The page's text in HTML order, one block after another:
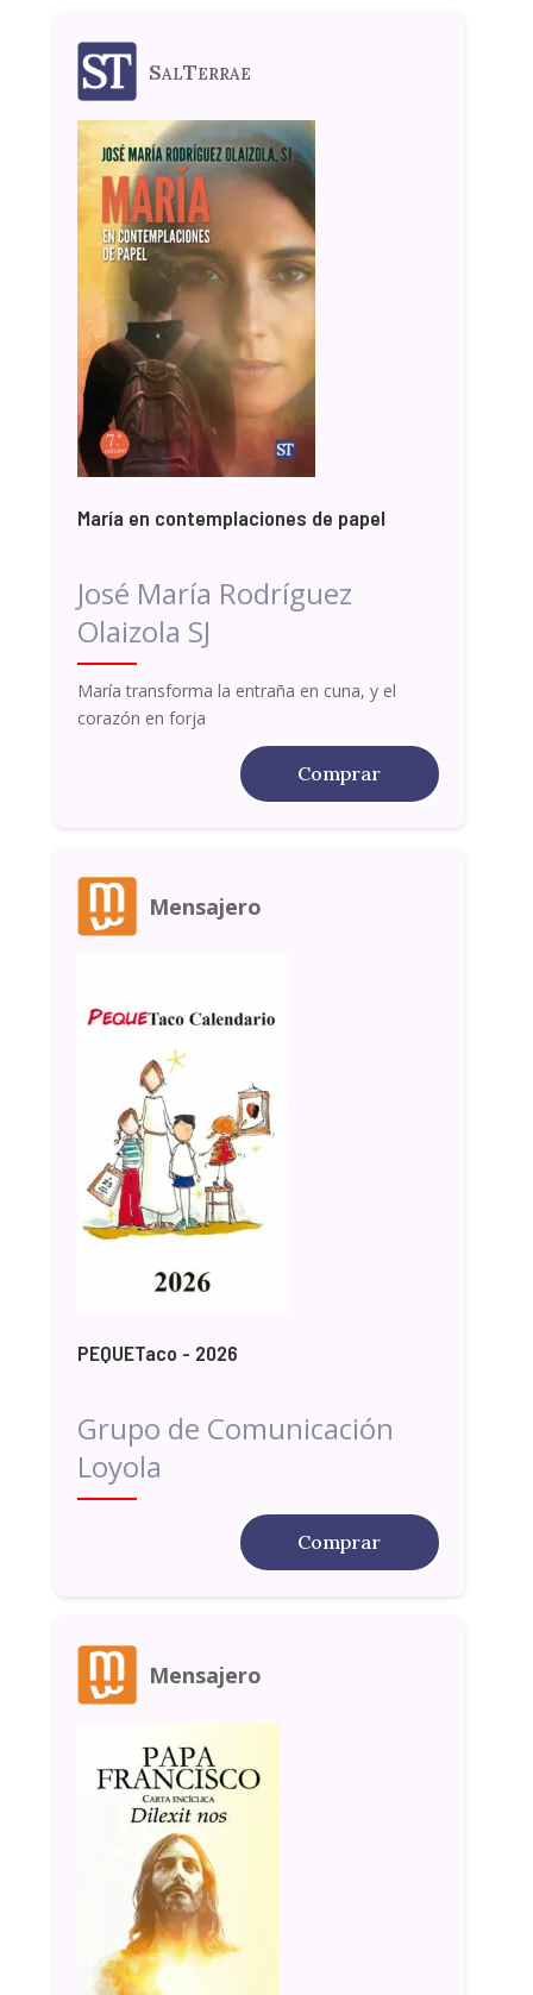
SalTerrae
María en contemplaciones de papel
José María Rodríguez
Olaizola SJ
María transforma la entraña en cuna, y el
corazón en forja
Comprar
Mensajero
PEQUETaco - 2026
Grupo de Comunicación
Loyola
Comprar
Mensajero